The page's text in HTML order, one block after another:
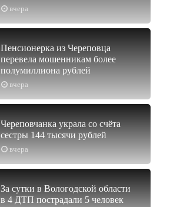
вчера
вчера
Пенсионерка из Череповца
перевела мошенникам более
полумиллиона рублей
вчера
Череповчанка украла со счёта
сестры 144 тысячи рублей
За сутки в Вологодской области
в 4 ДТП пострадали 5 человек